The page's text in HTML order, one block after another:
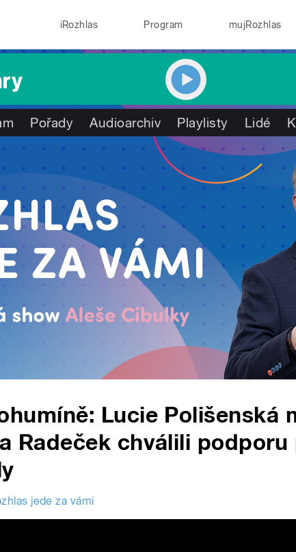
iRozhlas Program mujRozhlas
Pořady Audioarchiv Playlisty Lidé
Lucie Polišenská
a Radeček chválili podporu
jede za vámi